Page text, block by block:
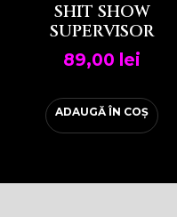
SHIT SHOW
SUPERVISOR
89,00 lei
ADAUGĂ ÎN COȘ